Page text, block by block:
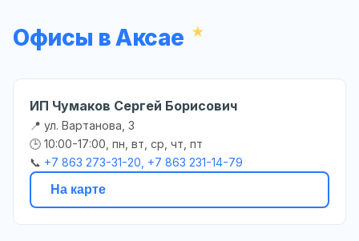
Офисы в Аксае
ИП Чумаков Сергей Борисович
📍 ул. Вартанова, 3
🕒 10:00-17:00, пн, вт, ср, чт, пт
📞 +7 863 273-31-20, +7 863 231-14-79
На карте